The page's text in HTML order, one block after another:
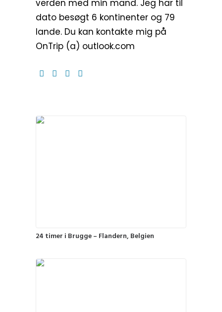
verden med min mand. Jeg har til
dato besøgt 6 kontinenter og 79
lande. Du kan kontakte mig på
OnTrip (a) outlook.com
24 timer i Brugge – Flandern, Belgien